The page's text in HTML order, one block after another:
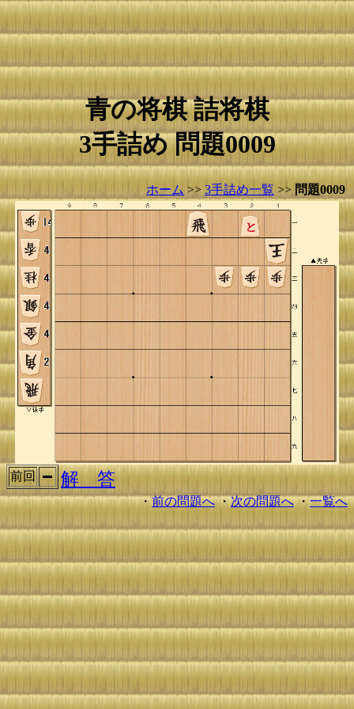
青の将棋 詰将棋
3手詰め 問題0009
ホーム >> 3手詰め一覧 >> 問題0009
前回 解 答
・前の問題へ・次の問題へ・一覧へ